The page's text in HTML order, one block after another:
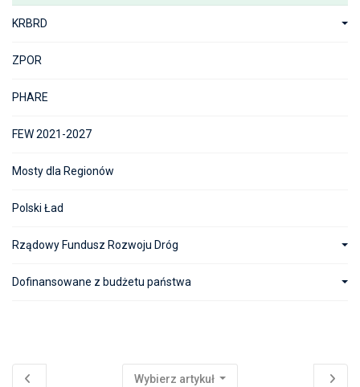
KRBRD
ZPOR
PHARE
FEW 2021-2027
Mosty dla Regionów
Polski Ład
Rządowy Fundusz Rozwoju Dróg
Dofinansowane z budżetu państwa
Wybierz artykuł